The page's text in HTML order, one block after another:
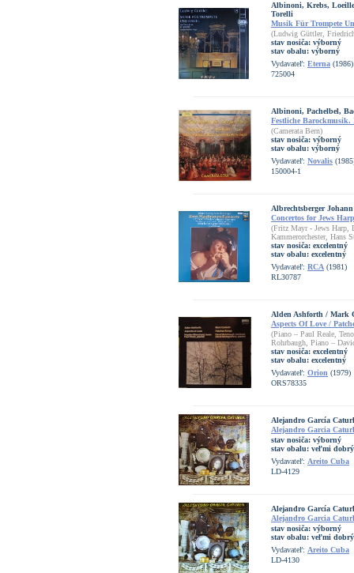
Albinoni, Krebs,
Torelli
Musik Für Trompete
(Ludwig Güttler,
stav nosiča: výborný
stav obalu: výborný
Vydavateľ: Eterna (1986)
725004
Albinoni, Pachelbel,
Festliche Barockmusik.
(Camerata Bern)
stav nosiča: výborný
stav obalu: výborný
Vydavateľ: Novalis
150004-1
Albrechtsberger
Concertos for Jews
(Fritz Mayr - Jews Harp,
Kammerorchester, Hans
stav nosiča: excelentný
stav obalu: excelentný
Vydavateľ: RCA (1981)
RL30787
Alden Ashforth / Mark
Aspects Of Love /
(Piano – Paul Reale,
Rohrbaugh, Piano –
stav nosiča: excelentný
stav obalu: excelentný
Vydavateľ: Orion (1979)
ORS78335
Alejandro García
Alejandro Garcia
stav nosiča: výborný
stav obalu: veľmi
Vydavateľ: Areito Cuba
LD-4129
Alejandro García
Alejandro Garcia
stav nosiča: výborný
stav obalu: veľmi
Vydavateľ: Areito Cuba
LD-4130